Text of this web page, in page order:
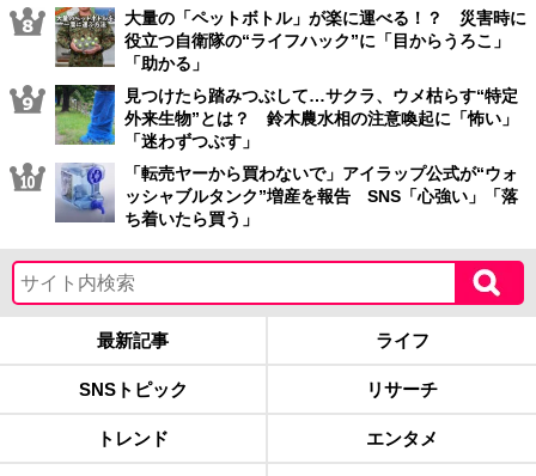
大量の「ペットボトル」が楽に運べる！？ 災害時に
役立つ自衛隊の“ライフハック”に「目からうろこ」
「助かる」
見つけたら踏みつぶして…サクラ、ウメ枯らす“特定
外来生物”とは？ 鈴木農水相の注意喚起に「怖い」
「迷わずつぶす」
「転売ヤーから買わないで」アイラップ公式が“ウォ
ッシャブルタンク”増産を報告 SNS「心強い」「落
ち着いたら買う」
最新記事 ライフ
SNSトピック リサーチ
トレンド エンタメ